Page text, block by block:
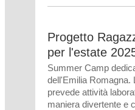
Progetto
per l'estate
Summer Camp
dell'Emilia Romagna.
prevede attività
maniera divertente e